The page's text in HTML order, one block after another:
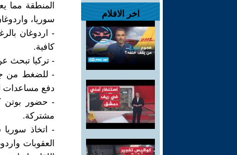
اخر الافلام
المنطقة مما
سوريا،
- اردوغان
كافية.
- تركيا تبحث
- للضغط من
دفع مساعدات
- حضور بوتن
مشتركة.
- اتخاذ
العقوبات